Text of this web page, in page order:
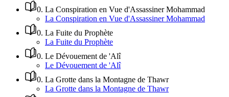
0. La Conspiration en Vue d'Assassiner Mohammad
La Conspiration en Vue d'Assassiner Mohammad
0. La Fuite du Prophète
La Fuite du Prophète
0. Le Dévouement de 'Alî
Le Dévouement de 'Alî
0. La Grotte dans la Montagne de Thawr
La Grotte dans la Montagne de Thawr